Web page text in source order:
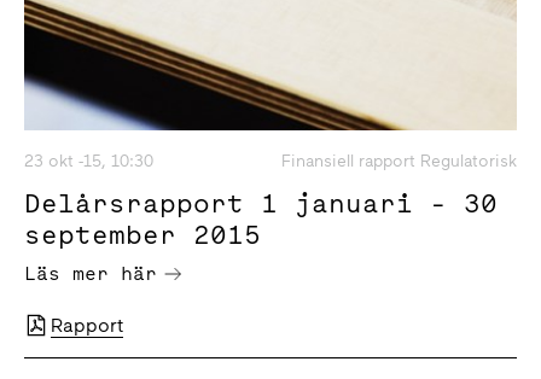
23 okt -15, 10:30 Finansiell rapport Regulatorisk
Delårsrapport 1 januari - 30
september 2015
Läs mer här
Rapport